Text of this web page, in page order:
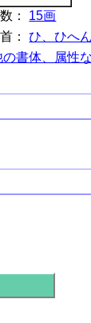
： 15画
：ひ、ひへ
の書体、属性